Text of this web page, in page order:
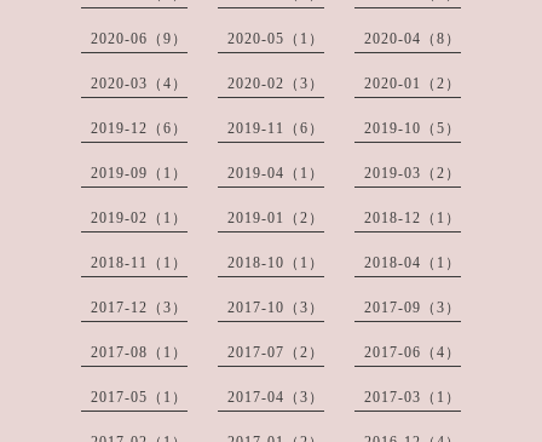
2020-06（9） 2020-05（1） 2020-04（8）
2020-03（4） 2020-02（3） 2020-01（2）
2019-12（6） 2019-11（6） 2019-10（5）
2019-09（1） 2019-04（1） 2019-03（2）
2019-02（1） 2019-01（2） 2018-12（1）
2018-11（1） 2018-10（1） 2018-04（1）
2017-12（3） 2017-10（3） 2017-09（3）
2017-08（1） 2017-07（2） 2017-06（4）
2017-05（1） 2017-04（3） 2017-03（1）